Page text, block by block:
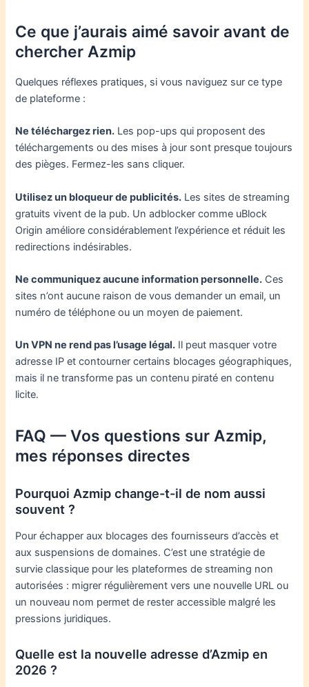
Ce que j’aurais aimé savoir avant de
chercher Azmip
Quelques réflexes pratiques, si vous naviguez sur ce type
de plateforme :
Ne téléchargez rien. Les pop-ups qui proposent des
téléchargements ou des mises à jour sont presque toujours
des pièges. Fermez-les sans cliquer.
Utilisez un bloqueur de publicités. Les sites de streaming
gratuits vivent de la pub. Un adblocker comme uBlock
Origin améliore considérablement l’expérience et réduit les
redirections indésirables.
Ne communiquez aucune information personnelle. Ces
sites n’ont aucune raison de vous demander un email, un
numéro de téléphone ou un moyen de paiement.
Un VPN ne rend pas l’usage légal. Il peut masquer votre
adresse IP et contourner certains blocages géographiques,
mais il ne transforme pas un contenu piraté en contenu
licite.
FAQ — Vos questions sur Azmip,
mes réponses directes
Pourquoi Azmip change-t-il de nom aussi
souvent ?
Pour échapper aux blocages des fournisseurs d’accès et
aux suspensions de domaines. C’est une stratégie de
survie classique pour les plateformes de streaming non
autorisées : migrer régulièrement vers une nouvelle URL ou
un nouveau nom permet de rester accessible malgré les
pressions juridiques.
Quelle est la nouvelle adresse d’Azmip en
2026 ?